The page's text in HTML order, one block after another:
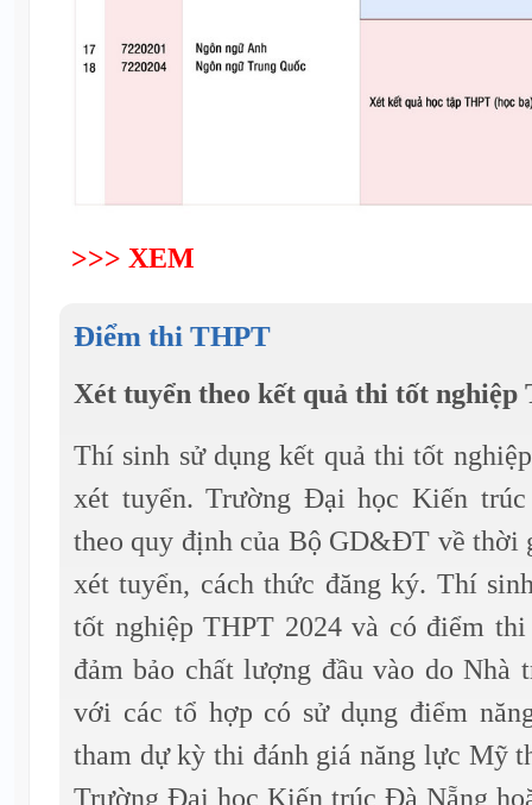
>>> XEM
Điểm thi THPT
Xét tuyển theo kết quả thi tốt nghiệp
Thí sinh sử dụng kết quả thi tốt
xét tuyển. Trường Đại học Kiến
theo quy định của Bộ GD&ĐT về thời
xét tuyển, cách thức đăng ký. Thí
tốt nghiệp THPT 2024 và có điểm
đảm bảo chất lượng đầu vào do
với các tổ hợp có sử dụng điểm
tham dự kỳ thi đánh giá năng lực Mỹ
Trường Đại học Kiến trúc Đà Nẵng